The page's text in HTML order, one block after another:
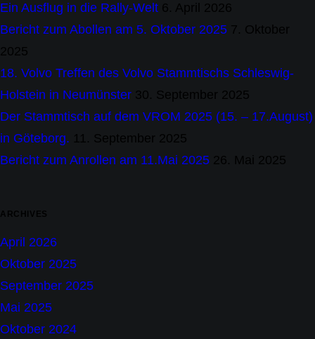
Ein Ausflug in die Rally-Welt 6. April 2026
Bericht zum Abollen am 5. Oktober 2025 7. Oktober
2025
18. Volvo Treffen des Volvo Stammtischs Schleswig-
Holstein in Neumünster 30. September 2025
Der Stammtisch auf dem VROM 2025 (15. – 17.August)
in Göteborg. 11. September 2025
Bericht zum Anrollen am 11.Mai 2025 26. Mai 2025
ARCHIVES
April 2026
Oktober 2025
September 2025
Mai 2025
Oktober 2024